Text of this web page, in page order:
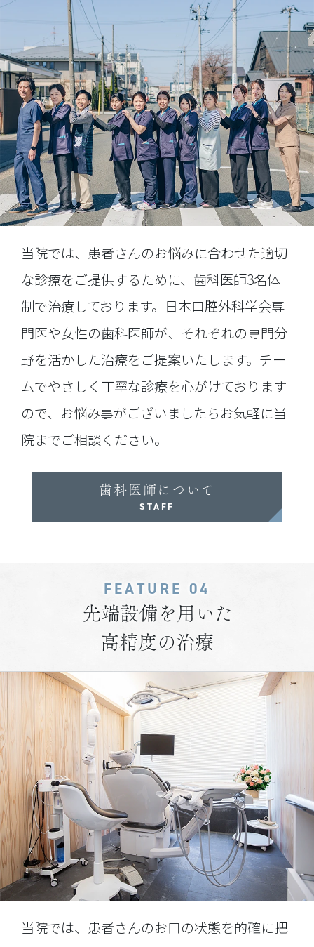
当院では、患者さんのお悩みに合わせた適切
な診療をご提供するために、歯科医師3名体
制で治療しております。日本口腔外科学会専
門医や女性の歯科医師が、それぞれの専門分
野を活かした治療をご提案いたします。チー
ムでやさしく丁寧な診療を心がけております
ので、お悩み事がございましたらお気軽に当
院までご相談ください。
歯科医師について
STAFF
FEATURE 04
先端設備を用いた
高精度の治療
当院では、患者さんのお口の状態を的確に把